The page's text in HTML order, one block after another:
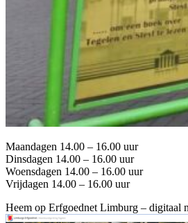
Maandagen 14.00 – 16.00 uur
Dinsdagen 14.00 – 16.00 uur
Woensdagen 14.00 – 16.00 uur
Vrijdagen 14.00 – 16.00 uur
Heem op Erfgoednet Limburg – digitaal